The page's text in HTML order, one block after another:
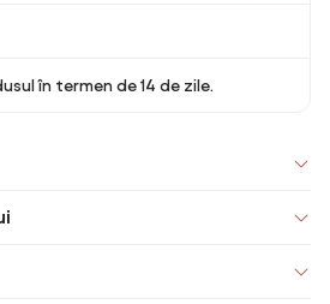
în termen de 14 de zile.